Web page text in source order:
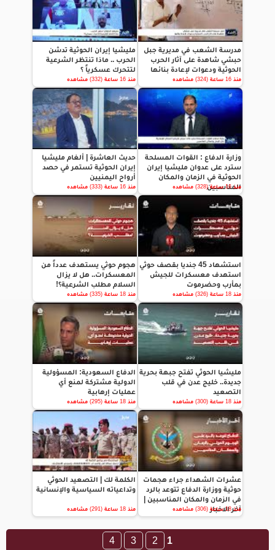
مدرسة الشعب في مديرية جبل
حبشي شاهدة على آثار الحرب
الحوثية ودعوات لإعادة بنائها
منذ 16 ساعة (324) مشاهده
مليشيا إيران الحوثية تدشن
الحرب .. ماذا تنتظر الشرعية
لتتحرك عسكرياً ؟
منذ 16 ساعة (332) مشاهده
وزارة الدفاع : القوات المسلحة
سترد على عدوان مليشيا إيران
الحوثية في الزمان والمكان
المناسبين
منذ 16 ساعة (328) مشاهده
حديث العاشرة | ألغام مليشيا
إيران الحوثية تستمر في حصد
أرواح اليمنيين
منذ 16 ساعة (333) مشاهده
استشهاد 45 جنديا بقصف حوثي
استهدف معسكرات للجيش
بمأرب وحضرموت
منذ 18 ساعة (326) مشاهده
هجوم حوثي يستهدف عدداً من
المعسكرات.. هل لا يزال
السلام مطلب الشرعية؟!
منذ 18 ساعة (335) مشاهده
مليشيا الحوثي تفتح جبهة بحرية
جديدة.. خليج عدن في قلب
التصعيد
منذ 18 ساعة (300) مشاهده
الدفاع السعودية: المسؤولية
الدولية مشتركة لمنع أي
عمليات إرهابية
منذ 18 ساعة (295) مشاهده
عشرات الشهداء جراء هجمات
حوثية ووزارة الدفاع تتوعد بالرد
في الزمان والمكان المناسبين |
آخر الاخبار
منذ 18 ساعة (306) مشاهده
الكلمة لك | التصعيد الحوثي
وتداعياته السياسية والإنسانية
منذ 18 ساعة (291) مشاهده
1
2
3
4